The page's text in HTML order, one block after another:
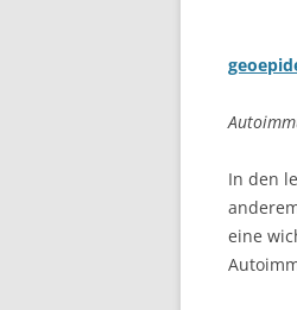
In den
eine